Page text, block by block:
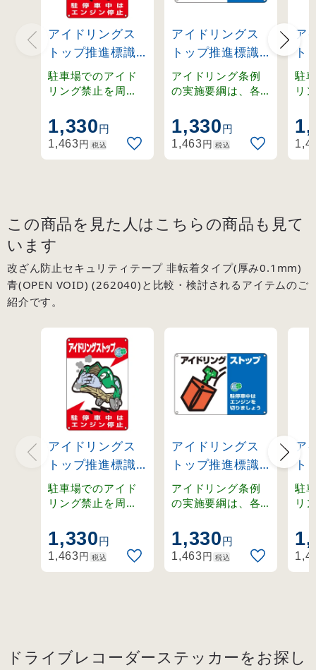
アイドリングス
トップ推進標識
(450×300mm)
駐停車中はエン
(127003)
駐車場でのアイド
リング禁止を周
イドリング条例対
策に最適な標識で
す。
1,330円
1,463円 税込
アイドリングス
トップ推進標識
(300×450mm)
駐停車中はエン
ょう (127005)
アイドリング条例
の実施要綱は、各
なります。
1,330円
1,463円 税込
ア
ト
駐
ま
駐
リ
イ
策
す
この商品を見た人はこちらの商品も見て
います
改ざん防止セキュリティテープ 非転着タイプ(厚み0.1mm)
青(OPEN VOID) (262040)と比較・検討されるアイテムのご
紹介です。
アイドリングス
トップ推進標識
(450×300mm)
駐停車中はエン
(127003)
駐車場でのアイド
リング禁止を周
イドリング条例対
策に最適な標識で
す。
1,330円
1,463円 税込
アイドリングス
トップ推進標識
(300×450mm)
駐停車中はエン
ょう (127005)
アイドリング条例
の実施要綱は、各
なります。
1,330円
1,463円 税込
ア
ト
駐
ま
駐
リ
イ
策
す
ドライブレコーダーステッカーをお探し